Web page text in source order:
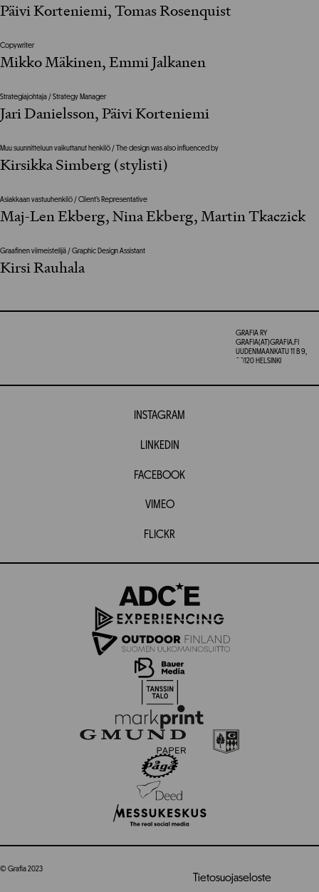
Päivi Korteniemi, Tomas Rosenquist
Copywriter
Mikko Mäkinen, Emmi Jalkanen
Strategiajohtaja / Strategy Manager
Jari Danielsson, Päivi Korteniemi
Muu suunnitteluun vaikuttanut henkilö / The design was also influenced by
Kirsikka Simberg (stylisti)
Asiakkaan vastuuhenkilö / Client’s Representative
Maj-Len Ekberg, Nina Ekberg, Martin Tkaczick
Graafinen viimeistelijä / Graphic Design Assistant
Kirsi Rauhala
GRAFIA RY
GRAFIA(AT)GRAFIA.FI
UUDENMAANKATU 11 B 9,
00120 HELSINKI
INSTAGRAM
LINKEDIN
FACEBOOK
VIMEO
FLICKR
© Grafia 2023
Tietosuojaseloste